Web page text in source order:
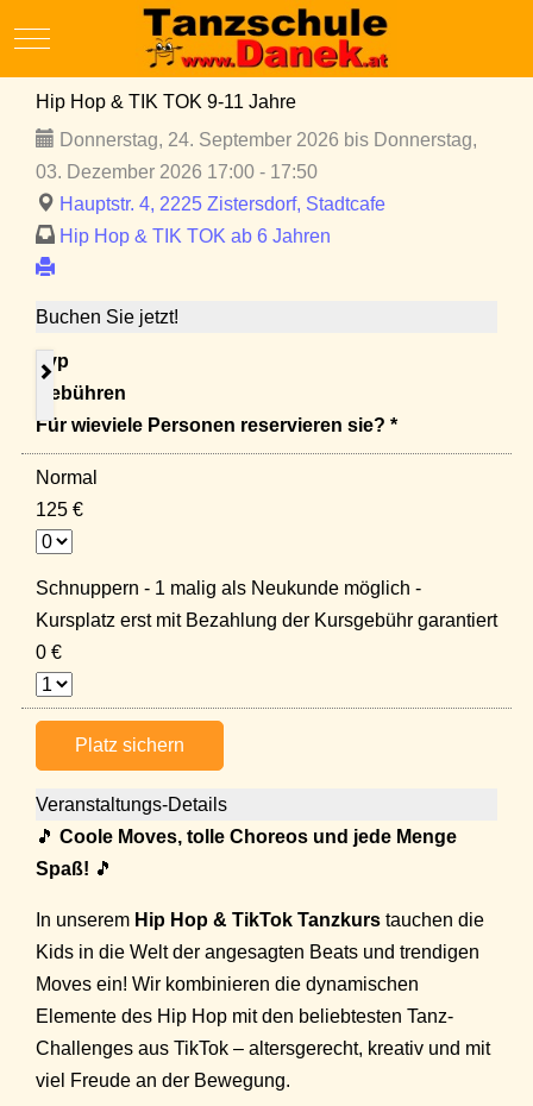
Mobile Menu Toggle
Hip Hop & TIK TOK 9-11 Jahre
Donnerstag, 24. September 2026 bis Donnerstag,
03. Dezember 2026 17:00 - 17:50
Hauptstr. 4, 2225 Zistersdorf, Stadtcafe
Hip Hop & TIK TOK ab 6 Jahren
Buchen Sie jetzt!
Typ
Gebühren
Für wieviele Personen reservieren sie? *
Normal
125 €
Schnuppern - 1 malig als Neukunde möglich -
Kursplatz erst mit Bezahlung der Kursgebühr garantiert
0 €
Platz sichern
Veranstaltungs-Details
🎵 Coole Moves, tolle Choreos und jede Menge
Spaß! 🎵
In unserem Hip Hop & TikTok Tanzkurs tauchen die
Kids in die Welt der angesagten Beats und trendigen
Moves ein! Wir kombinieren die dynamischen
Elemente des Hip Hop mit den beliebtesten Tanz-
Challenges aus TikTok – altersgerecht, kreativ und mit
viel Freude an der Bewegung.